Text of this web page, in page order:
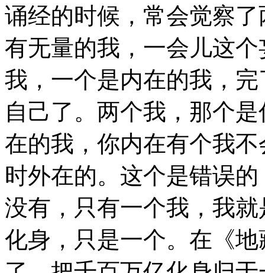
诵经的时候，常会觉察
有无量的我，一会儿这
我，一个是内在的我，
自己了。两个我，那个
在的我，你内在有个我
时外在的。这个是错误
没有，只有一个我，我
化身，只是一个。在《